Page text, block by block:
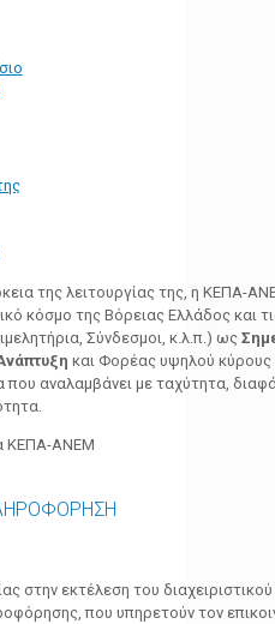
της λειτουργίας της, η ΚΕΠΑ-
κόσμο της Βόρειας Ελλάδος και
Σύνδεσμοι, κ.λ.π.) ως
και Φορέας υψηλού κύρους
αναλαμβάνει με ταχύτητα,
στην εκτέλεση του
που υπηρετούν τον